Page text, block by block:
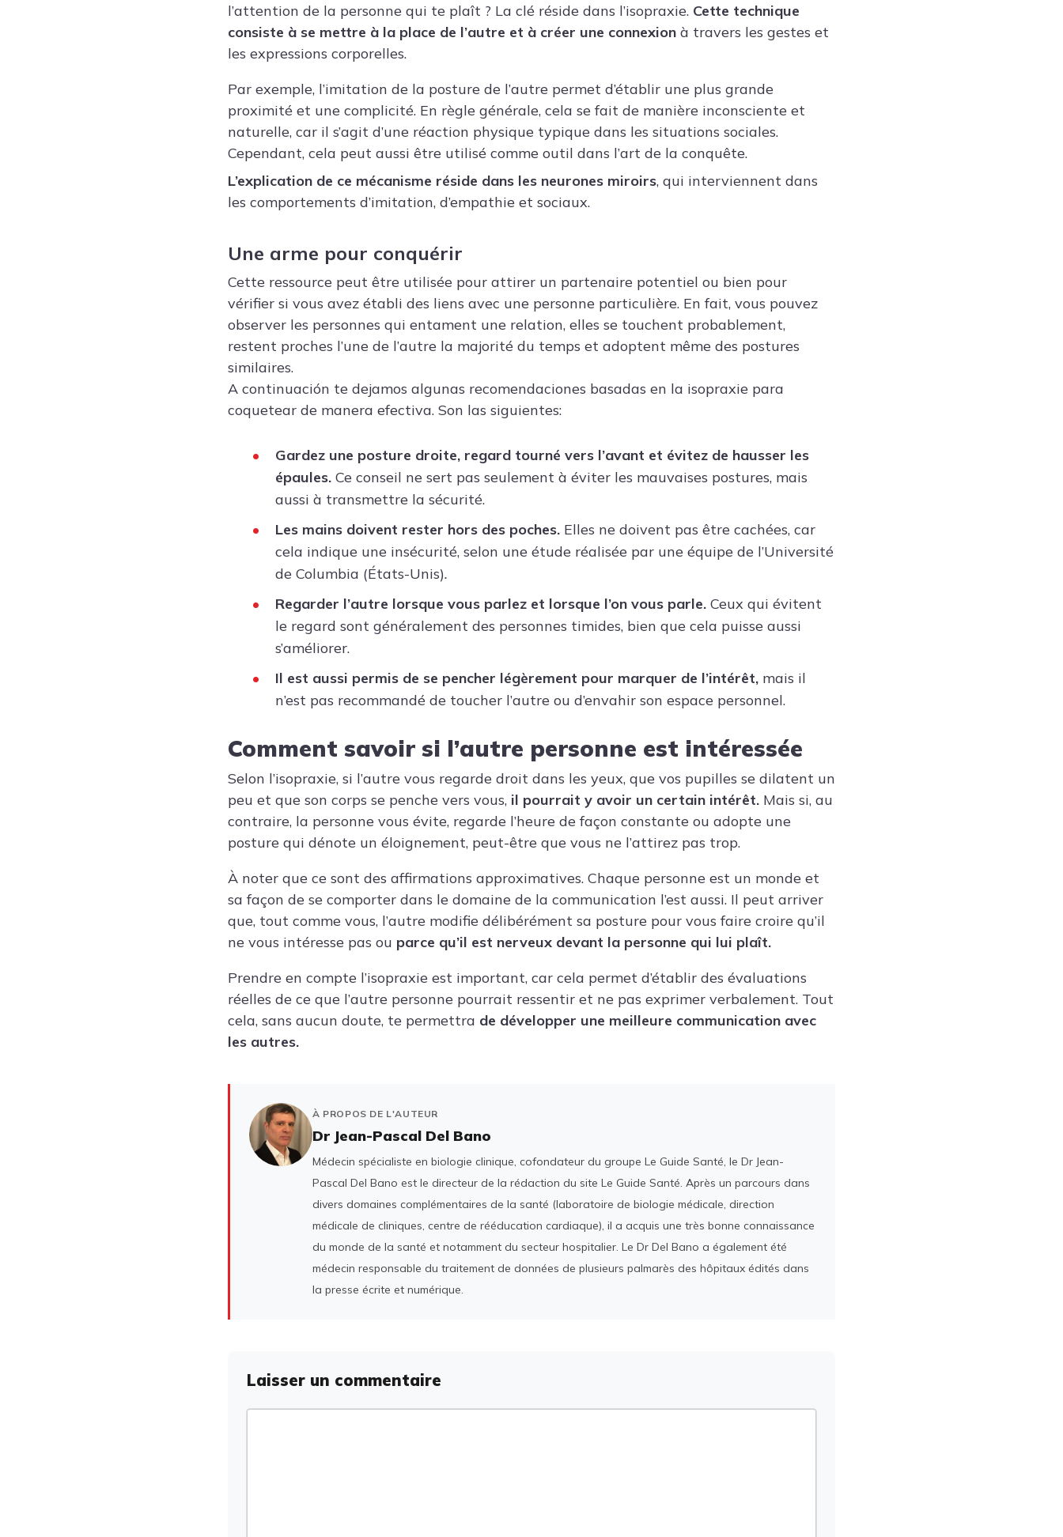
l’attention de la personne qui te plaît ? La clé réside dans l’isopraxie. Cette technique
consiste à se mettre à la place de l’autre et à créer une connexion à travers les gestes et
les expressions corporelles.
Par exemple, l’imitation de la posture de l’autre permet d’établir une plus grande
proximité et une complicité. En règle générale, cela se fait de manière inconsciente et
naturelle, car il s’agit d’une réaction physique typique dans les situations sociales.
Cependant, cela peut aussi être utilisé comme outil dans l’art de la conquête.
L’explication de ce mécanisme réside dans les neurones miroirs, qui interviennent dans
les comportements d’imitation, d’empathie et sociaux.
Une arme pour conquérir
Cette ressource peut être utilisée pour attirer un partenaire potentiel ou bien pour
vérifier si vous avez établi des liens avec une personne particulière. En fait, vous pouvez
observer les personnes qui entament une relation, elles se touchent probablement,
restent proches l’une de l’autre la majorité du temps et adoptent même des postures
similaires.
A continuación te dejamos algunas recomendaciones basadas en la isopraxie para
coquetear de manera efectiva. Son las siguientes:
Gardez une posture droite, regard tourné vers l’avant et évitez de hausser les
épaules. Ce conseil ne sert pas seulement à éviter les mauvaises postures, mais
aussi à transmettre la sécurité.
Les mains doivent rester hors des poches. Elles ne doivent pas être cachées, car
cela indique une insécurité, selon une étude réalisée par une équipe de l’Université
de Columbia (États-Unis).
Regarder l’autre lorsque vous parlez et lorsque l’on vous parle. Ceux qui évitent
le regard sont généralement des personnes timides, bien que cela puisse aussi
s’améliorer.
Il est aussi permis de se pencher légèrement pour marquer de l’intérêt, mais il
n’est pas recommandé de toucher l’autre ou d’envahir son espace personnel.
Comment savoir si l’autre personne est intéressée
Selon l’isopraxie, si l’autre vous regarde droit dans les yeux, que vos pupilles se dilatent un
peu et que son corps se penche vers vous, il pourrait y avoir un certain intérêt. Mais si, au
contraire, la personne vous évite, regarde l’heure de façon constante ou adopte une
posture qui dénote un éloignement, peut-être que vous ne l’attirez pas trop.
À noter que ce sont des affirmations approximatives. Chaque personne est un monde et
sa façon de se comporter dans le domaine de la communication l’est aussi. Il peut arriver
que, tout comme vous, l’autre modifie délibérément sa posture pour vous faire croire qu’il
ne vous intéresse pas ou parce qu’il est nerveux devant la personne qui lui plaît.
Prendre en compte l’isopraxie est important, car cela permet d’établir des évaluations
réelles de ce que l’autre personne pourrait ressentir et ne pas exprimer verbalement. Tout
cela, sans aucun doute, te permettra de développer une meilleure communication avec
les autres.
À PROPOS DE L'AUTEUR
Dr Jean-Pascal Del Bano
Médecin spécialiste en biologie clinique, cofondateur du groupe Le Guide Santé, le Dr Jean-
Pascal Del Bano est le directeur de la rédaction du site Le Guide Santé. Après un parcours dans
divers domaines complémentaires de la santé (laboratoire de biologie médicale, direction
médicale de cliniques, centre de rééducation cardiaque), il a acquis une très bonne connaissance
du monde de la santé et notamment du secteur hospitalier. Le Dr Del Bano a également été
médecin responsable du traitement de données de plusieurs palmarès des hôpitaux édités dans
la presse écrite et numérique.
Laisser un commentaire